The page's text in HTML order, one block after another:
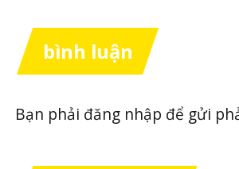
bình luận
Bạn phải đăng nhập để gửi